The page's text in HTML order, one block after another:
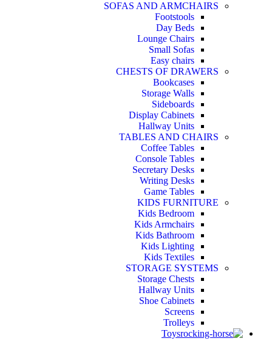
SOFAS AND ARMCHAIRS
Footstools
Day Beds
Lounge Chairs
Small Sofas
Easy chairs
CHESTS OF DRAWERS
Bookcases
Storage Walls
Sideboards
Display Cabinets
Hallway Units
TABLES AND CHAIRS
Coffee Tables
Console Tables
Secretary Desks
Writing Desks
Game Tables
KIDS FURNITURE
Kids Bedroom
Kids Armchairs
Kids Bathroom
Kids Lighting
Kids Textiles
STORAGE SYSTEMS
Storage Chests
Hallway Units
Shoe Cabinets
Screens
Trolleys
Toys